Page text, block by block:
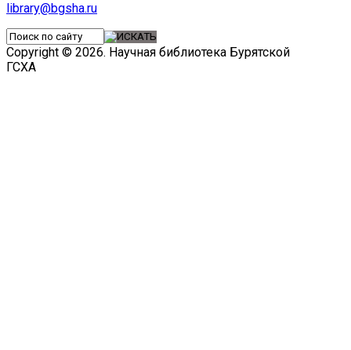
library@bgsha.ru
Copyright © 2026. Научная библиотека Бурятской
ГСХА